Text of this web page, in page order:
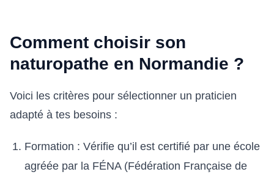
Comment choisir son
naturopathe en Normandie ?
Voici les critères pour sélectionner un praticien
adapté à tes besoins :
Formation : Vérifie qu’il est certifié par une école
agréée par la FÉNA (Fédération Française de